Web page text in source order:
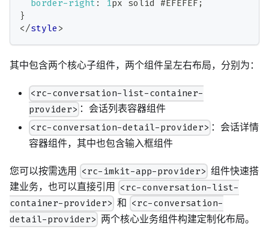
border-right : 1px solid #EFEFEF ;
}
</style >
其中包含两个核心子组件，两个组件呈左右布局，分别为：
<rc-conversation-list-container-
provider> ：会话列表容器组件
<rc-conversation-detail-provider> ：会话详情
容器组件，其中也包含输入框组件
您可以按需选用 <rc-imkit-app-provider> 组件快速搭
建业务，也可以直接引用 <rc-conversation-list-
container-provider> 和 <rc-conversation-
detail-provider> 两个核心业务组件构建定制化布局。